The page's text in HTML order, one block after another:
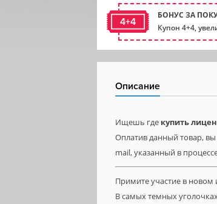
4+4
БОНУС ЗА
Купон 4+4,
Описание
Ищешь где купить
Оплатив данный товар,
mail, указанный в
Примите участие в
В самых темных